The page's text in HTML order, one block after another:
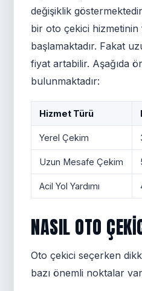
değişiklik
bir oto çekici hizmetinin
başlamaktadır. Fakat
fiyat artabilir. Aşağıda
bulunmaktadır:
Hizmet Türü
Yerel Çekim
Uzun Mesafe Çekim
Acil Yol Yardımı
NASIL OTO
Oto çekici seçerken
bazı önemli noktalar